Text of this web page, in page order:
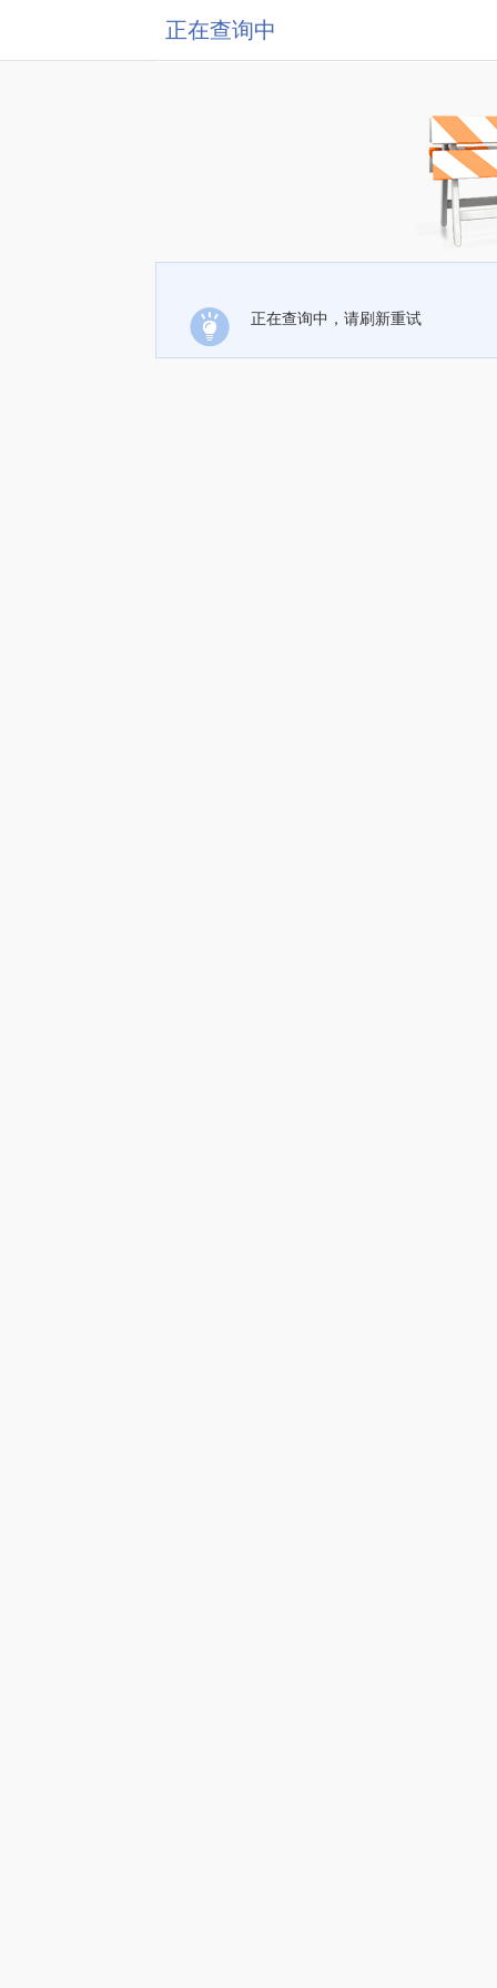
正在查询中
正在查询中，请刷新重试